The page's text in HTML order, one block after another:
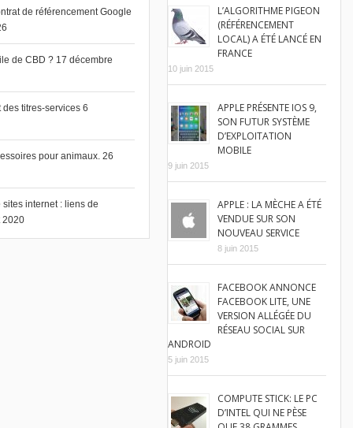
L’ALGORITHME PIGEON
(RÉFÉRENCEMENT
LOCAL) A ÉTÉ LANCÉ EN
FRANCE
10 juin 2015
APPLE PRÉSENTE IOS 9,
SON FUTUR SYSTÈME
D’EXPLOITATION
MOBILE
9 juin 2015
APPLE : LA MÈCHE A ÉTÉ
VENDUE SUR SON
NOUVEAU SERVICE
8 juin 2015
FACEBOOK ANNONCE
FACEBOOK LITE, UNE
VERSION ALLÉGÉE DU
RÉSEAU SOCIAL SUR
ANDROID
5 juin 2015
COMPUTE STICK: LE PC
D’INTEL QUI NE PÈSE
de référencement Google
de CBD ? 17 décembre
des titres-services 6
pour animaux. 26
internet : liens de
2020